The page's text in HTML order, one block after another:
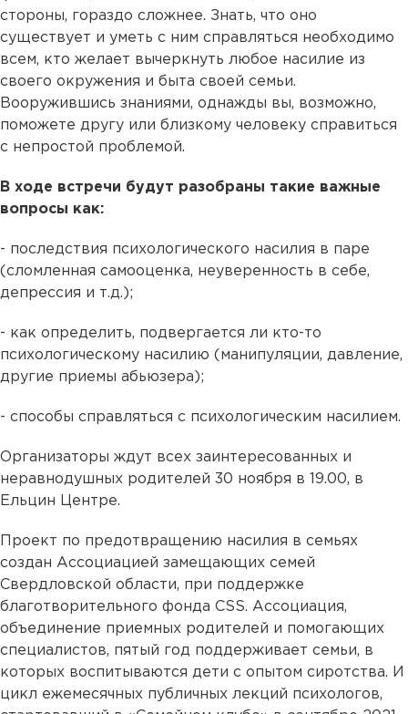
стороны, гораздо сложнее. Знать, что оно
существует и уметь с ним справляться необходимо
всем, кто желает вычеркнуть любое насилие из
своего окружения и быта своей семьи.
Вооружившись знаниями, однажды вы, возможно,
поможете другу или близкому человеку справиться
с непростой проблемой.
В ходе встречи будут разобраны такие важные
вопросы как:
- последствия психологического насилия в паре
(сломленная самооценка, неуверенность в себе,
депрессия и т.д.);
- как определить, подвергается ли кто-то
психологическому насилию (манипуляции, давление,
другие приемы абьюзера);
- способы справляться с психологическим насилием.
Организаторы ждут всех заинтересованных и
неравнодушных родителей 30 ноября в 19.00, в
Ельцин Центре.
Проект по предотвращению насилия в семьях
создан Ассоциацией замещающих семей
Свердловской области, при поддержке
благотворительного фонда CSS. Ассоциация,
объединение приемных родителей и помогающих
специалистов, пятый год поддерживает семьи, в
которых воспитываются дети с опытом сиротства. И
цикл ежемесячных публичных лекций психологов,